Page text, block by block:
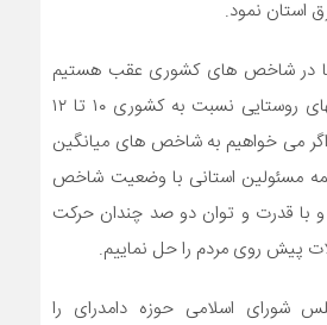
استان نمود.
ما در شاخص های کشوری عقب هستیم
افزود: در وضعیت راههای روستایی نسبت به کشوری ۱۰ تا ۱۲
می خواهیم به شاخص های میانگین
مسئولین استانی با وضعیت شاخص
و با قدرت و توان دو صد چندان حرکت
پیش روی مردم را حل نماییم.
شورای اسلامی حوزه دامدرای را